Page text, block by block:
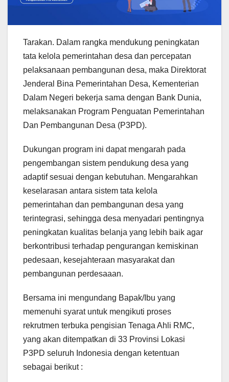
Tarakan. Dalam rangka mendukung peningkatan
tata kelola pemerintahan desa dan percepatan
pelaksanaan pembangunan desa, maka Direktorat
Jenderal Bina Pemerintahan Desa, Kementerian
Dalam Negeri bekerja sama dengan Bank Dunia,
melaksanakan Program Penguatan Pemerintahan
Dan Pembangunan Desa (P3PD).
Dukungan program ini dapat mengarah pada
pengembangan sistem pendukung desa yang
adaptif sesuai dengan kebutuhan. Mengarahkan
keselarasan antara sistem tata kelola
pemerintahan dan pembangunan desa yang
terintegrasi, sehingga desa menyadari pentingnya
peningkatan kualitas belanja yang lebih baik agar
berkontribusi terhadap pengurangan kemiskinan
pedesaan, kesejahteraan masyarakat dan
pembangunan perdesaaan.
Bersama ini mengundang Bapak/Ibu yang
memenuhi syarat untuk mengikuti proses
rekrutmen terbuka pengisian Tenaga Ahli RMC,
yang akan ditempatkan di 33 Provinsi Lokasi
P3PD seluruh Indonesia dengan ketentuan
sebagai berikut :